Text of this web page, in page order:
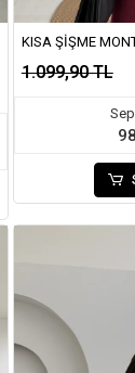
KISA ŞIŞME
1.099,90 TL